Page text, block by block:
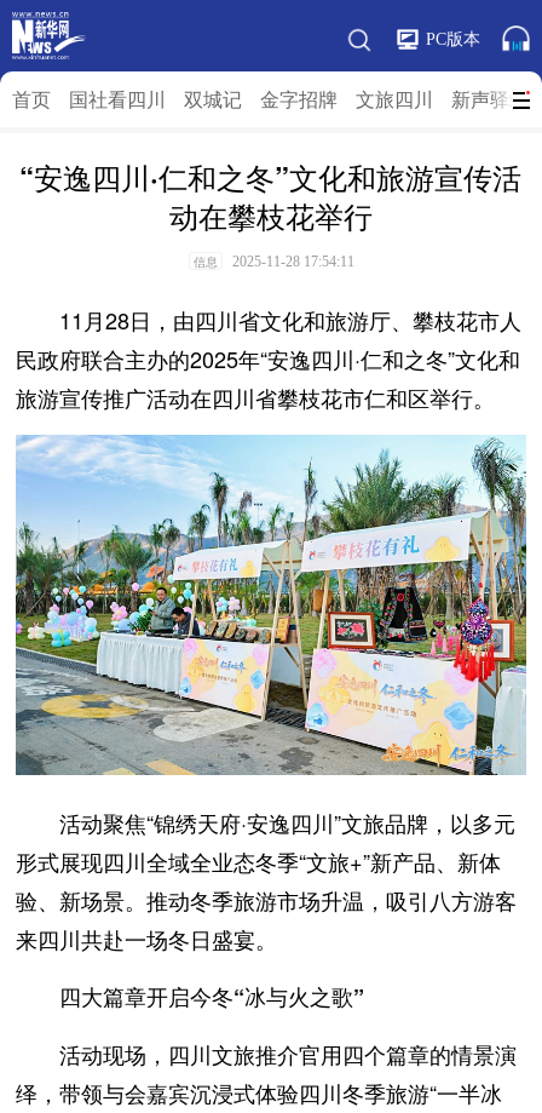
PC版本
首页 国社看四川 双城记 金字招牌 文旅四川 新声驿站
“安逸四川·仁和之冬”文化和旅游宣传活
动在攀枝花举行
信息 2025-11-28 17:54:11
11月28日，由四川省文化和旅游厅、攀枝花市人
民政府联合主办的2025年“安逸四川·仁和之冬”文化和
旅游宣传推广活动在四川省攀枝花市仁和区举行。
活动聚焦“锦绣天府·安逸四川”文旅品牌，以多元
形式展现四川全域全业态冬季“文旅+”新产品、新体
验、新场景。推动冬季旅游市场升温，吸引八方游客
来四川共赴一场冬日盛宴。
四大篇章开启今冬“冰与火之歌”
活动现场，四川文旅推介官用四个篇章的情景演
绎，带领与会嘉宾沉浸式体验四川冬季旅游“一半冰